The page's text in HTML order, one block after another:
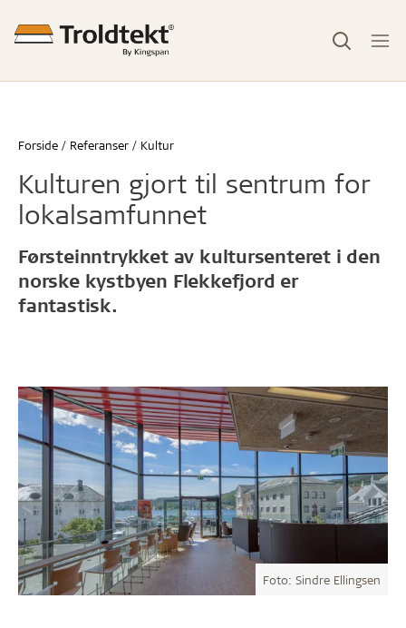
Forside Referanser Kultur
Kulturen gjort til sentrum for
lokalsamfunnet
Førsteinntrykket av kultursenteret i den
norske kystbyen Flekkefjord er
fantastisk.
Foto: Sindre Ellingsen